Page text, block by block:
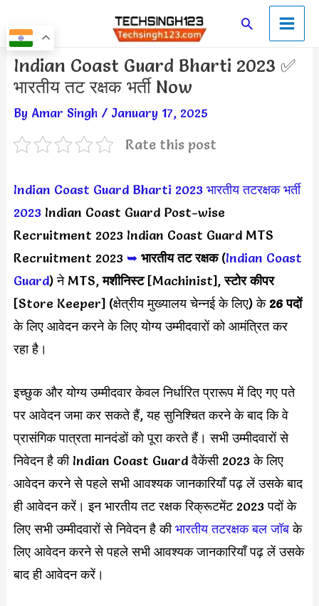
to
content
SearchMain
Menu
Indian Coast Guard Bharti 2023 ✅
भारतीय तट रक्षक भर्ती Now
By Amar Singh / January 17, 2025
Rate this post
Indian Coast Guard Bharti 2023 भारतीय तटरक्षक भर्ती
2023Indian Coast Guard Post-wise
Recruitment 2023 Indian Coast Guard MTS
Recruitment 2023 ➥ भारतीय तट रक्षक(Indian Coast
Guard) ने MTS,मशीनिस्ट[Machinist],स्टोर कीपर
[Store Keeper] (क्षेत्रीय मुख्यालय चेन्नई के लिए) के26 पदों
के लिए आवेदन करने के लिए योग्य उम्मीदवारों को आमंत्रित कर
रहा है।
इच्छुक और योग्य उम्मीदवार केवल निर्धारित प्रारूप में दिए गए पते
पर आवेदन जमा कर सकते हैं, यह सुनिश्चित करने के बाद कि वे
प्रासंगिक पात्रता मानदंडों को पूरा करते हैं। सभी उम्मीदवारों से
निवेदन है की Indian Coast Guard वैकेंसी 2023 के लिए
आवेदन करने से पहले सभी आवश्यक जानकारियाँ पढ़ लें उसके बाद
ही आवेदन करें। इन भारतीय तट रक्षक रिक्रूटमेंट 2023 पदों के
लिए सभी उम्मीदवारों से निवेदन है कीभारतीय तटरक्षक बल जॉबके
लिए आवेदन करने से पहले सभी आवश्यक जानकारियाँ पढ़ लें उसके
बाद ही आवेदन करें।
Post
navigation